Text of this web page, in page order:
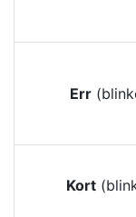
Err
Kort